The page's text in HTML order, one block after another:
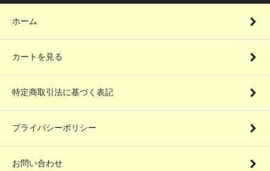
ホーム
カートを見る
特定商取引法に基づく表記
プライバシーポリシー
お問い合わせ